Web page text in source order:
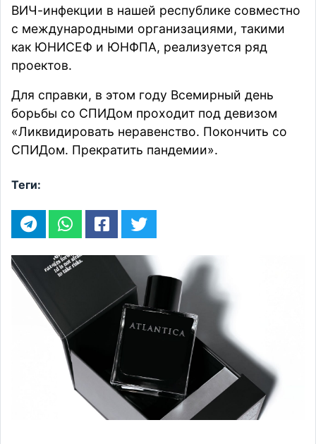
ВИЧ-инфекции в нашей республике совместно
с международными организациями, такими
как ЮНИСЕФ и ЮНФПА, реализуется ряд
проектов.
Для справки, в этом году Всемирный день
борьбы со СПИДом проходит под девизом
«Ликвидировать неравенство. Покончить со
СПИДом. Прекратить пандемии».
Теги: